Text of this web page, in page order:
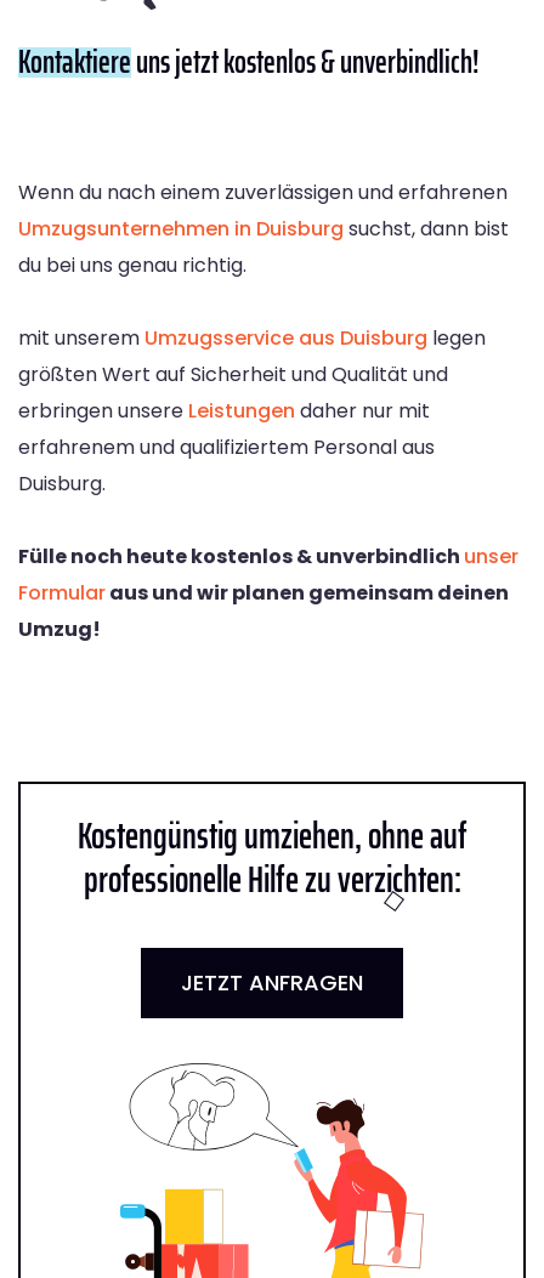
Kontaktiereuns jetzt kostenlos & unverbindlich!
Wenn du nach einem zuverlässigen und erfahrenen
Umzugsunternehmen in Duisburg suchst, dann bist
du bei uns genau richtig.
mit unserem Umzugsservice aus Duisburg legen
größten Wert auf Sicherheit und Qualität und
erbringen unsere Leistungen daher nur mit
erfahrenem und qualifiziertem Personal aus
Duisburg.
Fülle noch heute kostenlos & unverbindlich unser
Formularaus und wir planen gemeinsam deinen
Umzug!
Kostengünstig umziehen, ohne auf
professionelle Hilfe zu verzichten:
JETZT ANFRAGEN